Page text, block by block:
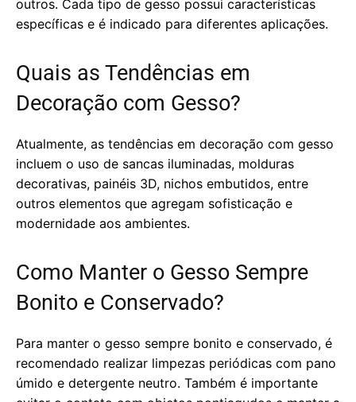
outros. Cada tipo de gesso possui características
específicas e é indicado para diferentes aplicações.
Quais as Tendências em
Decoração com Gesso?
Atualmente, as tendências em decoração com gesso
incluem o uso de sancas iluminadas, molduras
decorativas, painéis 3D, nichos embutidos, entre
outros elementos que agregam sofisticação e
modernidade aos ambientes.
Como Manter o Gesso Sempre
Bonito e Conservado?
Para manter o gesso sempre bonito e conservado, é
recomendado realizar limpezas periódicas com pano
úmido e detergente neutro. Também é importante